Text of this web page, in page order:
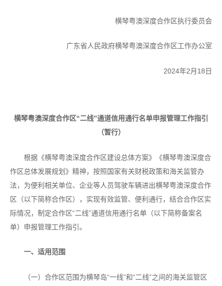
横琴粤澳深度合作区执行委员会
广东省人民政府横琴粤澳深度合作区工作办公室
2024年2月18日
横琴粤澳深度合作区“二线”通道信用通行名单申报管理工作指引
（暂行）
根据《横琴粤澳深度合作区建设总体方案》《横琴粤澳深度合
作区总体发展规划》精神，按照国家有关财税政策和海关监管办
法，为便利相关单位、企业等人员驾驶车辆进出横琴粤澳深度合作
区（以下简称合作区），实现有效监管、便利通行，结合合作区实
际情况，制定合作区“二线”通道信用通行名单（以下简称备案名
单）申报管理工作指引。
一、适用范围
（一）合作区范围为横琴岛“一线”和“二线”之间的海关监管区